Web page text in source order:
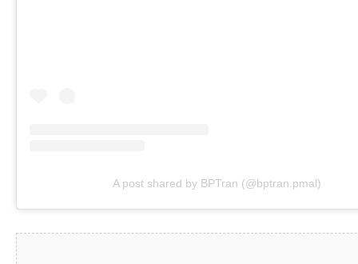
A post shared by BPTran (@bptran.pmal)